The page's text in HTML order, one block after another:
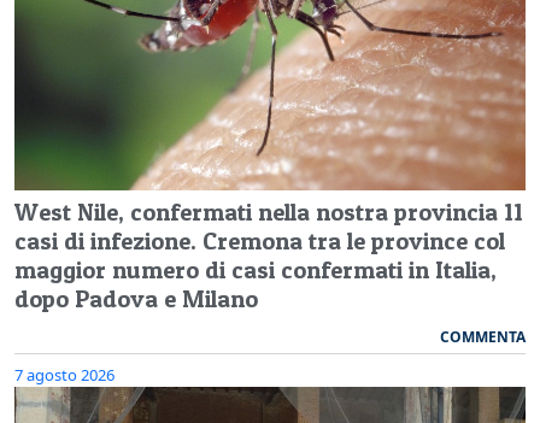
West Nile, confermati nella nostra provincia 11
casi di infezione. Cremona tra le province col
maggior numero di casi confermati in Italia,
dopo Padova e Milano
COMMENTA
7 agosto 2026